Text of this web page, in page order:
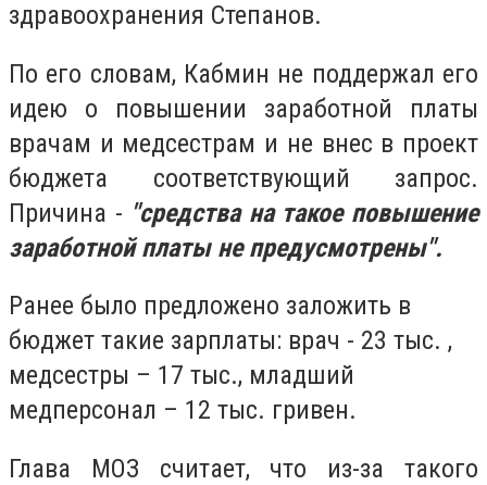
здравоохранения Степанов.
По его словам, Кабмин не поддержал его
идею о повышении заработной платы
врачам и медсестрам и не внес в проект
бюджета соответствующий запрос.
Причина - "средства на такое повышение
заработной платы не предусмотрены".
Ранее было предложено заложить в
бюджет такие зарплаты: врач - 23 тыс. ,
медсестры – 17 тыс., младший
медперсонал – 12 тыс. гривен.
Глава МОЗ считает, что из-за такого